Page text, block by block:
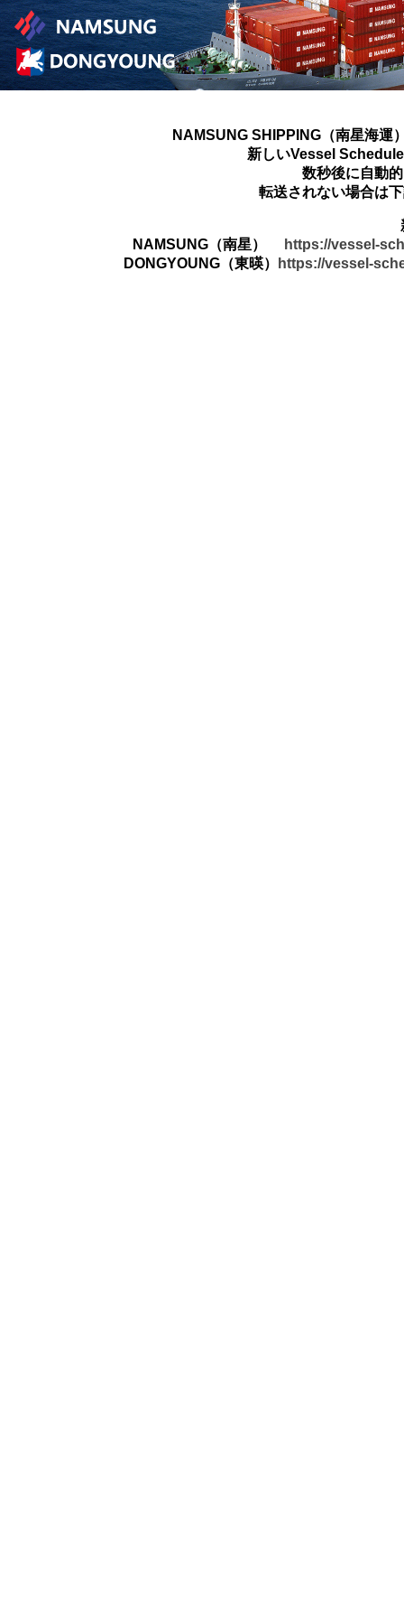
NAMSUNG SHIPPING（南星海運
新しいVessel
数秒後に自動
転送されない場合は
NAMSUNG（南星）
https://vessel-
DONGYOUNG（東暎）
https://vessel-